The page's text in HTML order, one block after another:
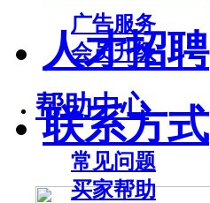
广告服务
会员升级
帮助中心
常见问题
买家帮助
人才招聘
联系方式